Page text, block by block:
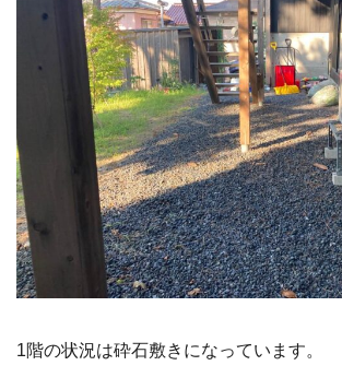
1階の状況は砕石敷きになっています。